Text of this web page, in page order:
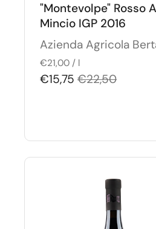
"Montevolpe" Rosso
Mincio IGP 2016
Azienda Agricola
€21,00 / l
€15,75 €22,50